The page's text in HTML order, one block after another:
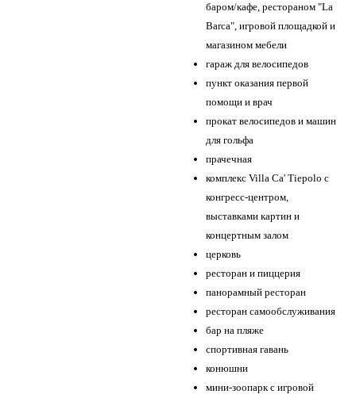
баром/кафе, рестораном "La
Barca", игровой площадкой и
магазином мебели
гараж для велосипедов
пункт оказания первой
помощи и врач
прокат велосипедов и машин
для гольфа
прачечная
комплекс Villa Ca' Tiepolo с
конгресс-центром,
выставками картин и
концертным залом
церковь
ресторан и пиццерия
панорамный ресторан
ресторан самообслуживания
бар на пляже
спортивная гавань
конюшни
мини-зоопарк с игровой